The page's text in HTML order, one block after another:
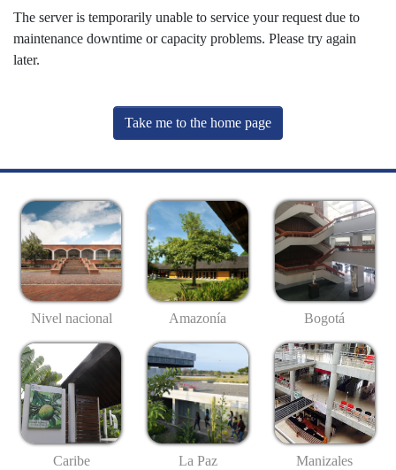
The server is temporarily unable to service your request due to
maintenance downtime or capacity problems. Please try again
later.
Take me to the home page
Nivel nacional Amazonía Bogotá
Caribe La Paz Manizales